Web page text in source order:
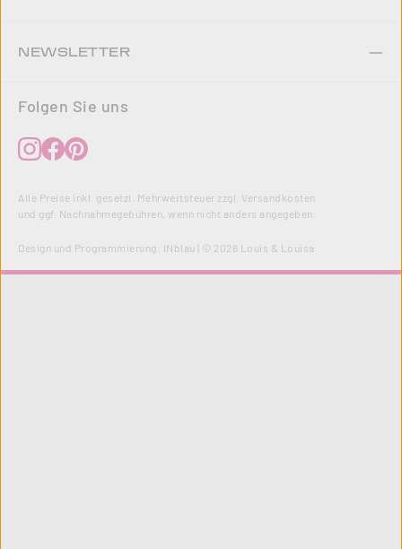
NEWSLETTER
Folgen Sie uns
Alle Preise inkl. gesetzl. Mehrwertsteuer zzgl. Versandkosten
und ggf. Nachnahmegebühren, wenn nicht anders angegeben.
Design und Programmierung: INblau | © 2026 Louis & Louisa